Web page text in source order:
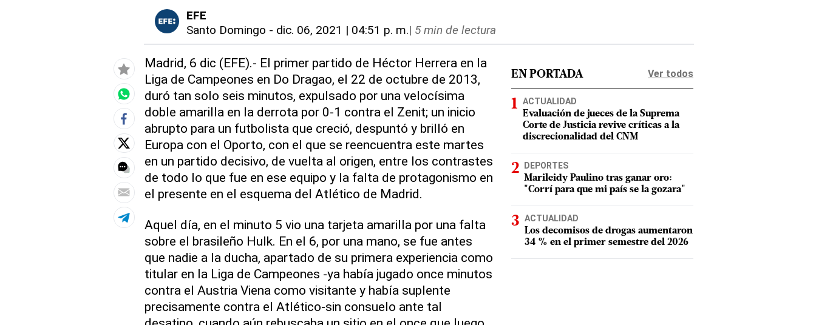
EFE
Santo Domingo - dic. 06, 2021 | 04:51 p. m.| 5 min de lectura
Madrid, 6 dic (EFE).- El primer partido de Héctor Herrera en la
Liga de Campeones en Do Dragao, el 22 de octubre de 2013,
duró tan solo seis minutos, expulsado por una velocísima
doble amarilla en la derrota por 0-1 contra el Zenit; un inicio
abrupto para un futbolista que creció, despuntó y brilló en
Europa con el Oporto, con el que se reencuentra este martes
en un partido decisivo, de vuelta al origen, entre los contrastes
de todo lo que fue en ese equipo y la falta de protagonismo en
el presente en el esquema del Atlético de Madrid.
Aquel día, en el minuto 5 vio una tarjeta amarilla por una falta
sobre el brasileño Hulk. En el 6, por una mano, se fue antes
que nadie a la ducha, apartado de su primera experiencia como
titular en la Liga de Campeones -ya había jugado once minutos
contra el Austria Viena como visitante y había suplente
precisamente contra el Atlético-sin consuelo ante tal
EN PORTADA Ver todos
ACTUALIDAD
Evaluación de jueces de la Suprema
Corte de Justicia revive críticas a la
discrecionalidad del CNM
DEPORTES
Marileidy Paulino tras ganar oro:
"Corrí para que mi país se la gozara"
ACTUALIDAD
Los decomisos de drogas aumentaron
34 % en el primer semestre del 2026